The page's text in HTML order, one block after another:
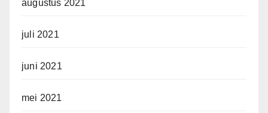
augustus 2021
juli 2021
juni 2021
mei 2021